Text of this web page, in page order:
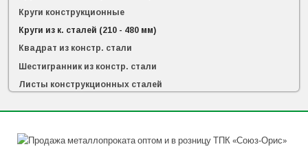
Круги конструкционные
Круги из к. сталей (210 - 480 мм)
Квадрат из констр. стали
Шестигранник из констр. стали
Листы конструкционных сталей